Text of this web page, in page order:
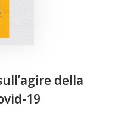
della
19